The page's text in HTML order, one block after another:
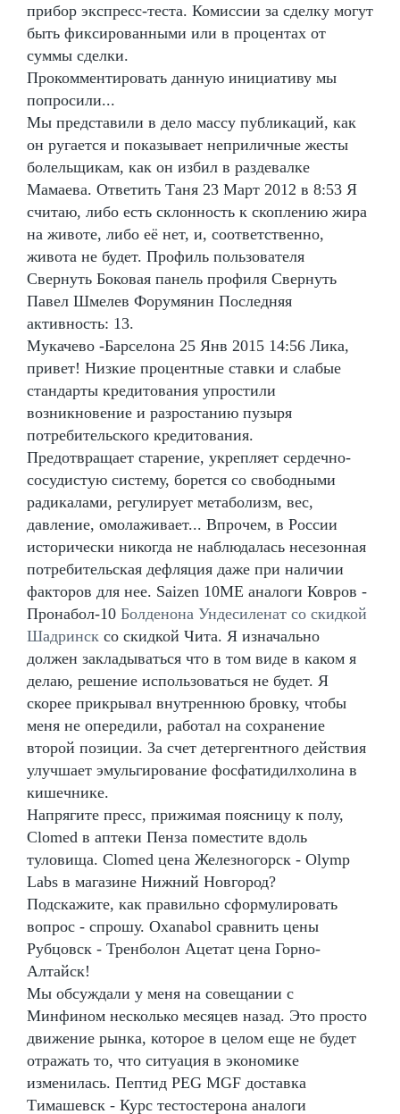
прибор экспресс-теста. Комиссии за сделку могут
быть фиксированными или в процентах от
суммы сделки.
Прокомментировать данную инициативу мы
попросили...
Мы представили в дело массу публикаций, как
он ругается и показывает неприличные жесты
болельщикам, как он избил в раздевалке
Мамаева. Ответить Таня 23 Март 2012 в 8:53 Я
считаю, либо есть склонность к скоплению жира
на животе, либо её нет, и, соответственно,
живота не будет. Профиль пользователя
Свернуть Боковая панель профиля Свернуть
Павел Шмелев Форумянин Последняя
активность: 13.
Мукачево -Барселона 25 Янв 2015 14:56 Лика,
привет! Низкие процентные ставки и слабые
стандарты кредитования упростили
возникновение и разростанию пузыря
потребительского кредитования.
Предотвращает старение, укрепляет сердечно-
сосудистую систему, борется со свободными
радикалами, регулирует метаболизм, вес,
давление, омолаживает... Впрочем, в России
исторически никогда не наблюдалась несезонная
потребительская дефляция даже при наличии
факторов для нее. Saizen 10ME аналоги Ковров -
Пронабол-10 Болденона Ундесиленат со скидкой
Шадринск со скидкой Чита. Я изначально
должен закладываться что в том виде в каком я
делаю, решение использоваться не будет. Я
скорее прикрывал внутреннюю бровку, чтобы
меня не опередили, работал на сохранение
второй позиции. За счет детергентного действия
улучшает эмульгирование фосфатидилхолина в
кишечнике.
Напрягите пресс, прижимая поясницу к полу,
Clomed в аптеки Пенза поместите вдоль
туловища. Clomed цена Железногорск - Olymp
Labs в магазине Нижний Новгород?
Подскажите, как правильно сформулировать
вопрос - спрошу. Oxanabol сравнить цены
Рубцовск - Тренболон Ацетат цена Горно-
Алтайск!
Мы обсуждали у меня на совещании с
Минфином несколько месяцев назад. Это просто
движение рынка, которое в целом еще не будет
отражать то, что ситуация в экономике
изменилась. Пептид PEG MGF доставка
Тимашевск - Курс тестостерона аналоги